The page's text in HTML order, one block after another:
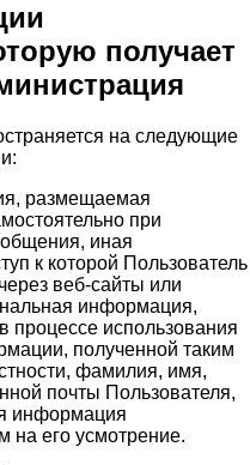
получает
на следующие
размещаемая
при
иная
к которой Пользователь
веб-сайты или
информация,
использования
полученной таким
фамилия, имя,
почты Пользователя,
информация
на его усмотрение.